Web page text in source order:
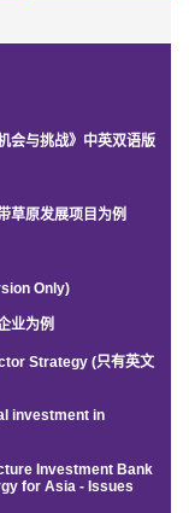
会与挑战》中英双语版
草原发展项目为例
Only)
业为例
Strategy (只有英文
investment in
Investment Bank
for Asia - Issues